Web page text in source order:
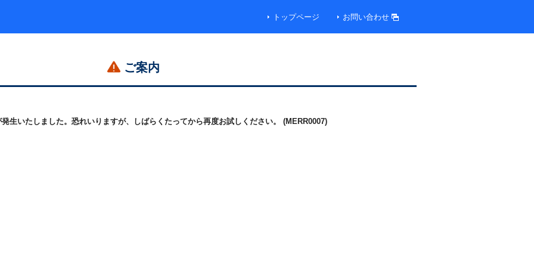
トップページ お問い合わせ
ご案内
生いたしました。恐れいりますが、しばらくたってから再度お試しください。 (MERR0007)